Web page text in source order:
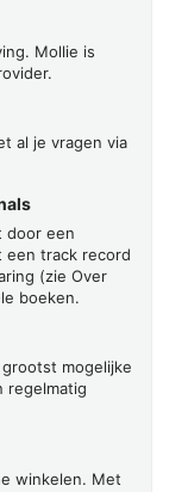
Mollie is
al je vragen via
door een
een track record
(zie Over
boeken.
mogelijke
regelmatig
winkelen. Met